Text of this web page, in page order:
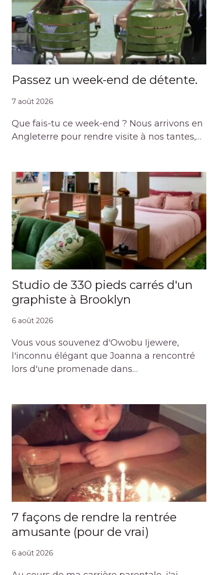
Passez un week-end de détente.
7 août 2026
Que fais-tu ce week-end ? Nous arrivons en
Angleterre pour rendre visite à nos tantes,…
Studio de 330 pieds carrés d'un
graphiste à Brooklyn
6 août 2026
Vous vous souvenez d'Owobu Ijewere,
l'inconnu élégant que Joanna a rencontré
lors d'une promenade dans…
7 façons de rendre la rentrée
amusante (pour de vrai)
6 août 2026